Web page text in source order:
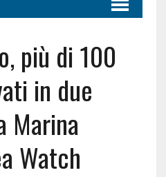
più di 100
in due
Marina
Watch